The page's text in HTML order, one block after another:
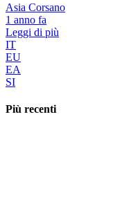
Asia Corsano
1 anno fa
Leggi di più
IT
EU
EA
SI
Più recenti